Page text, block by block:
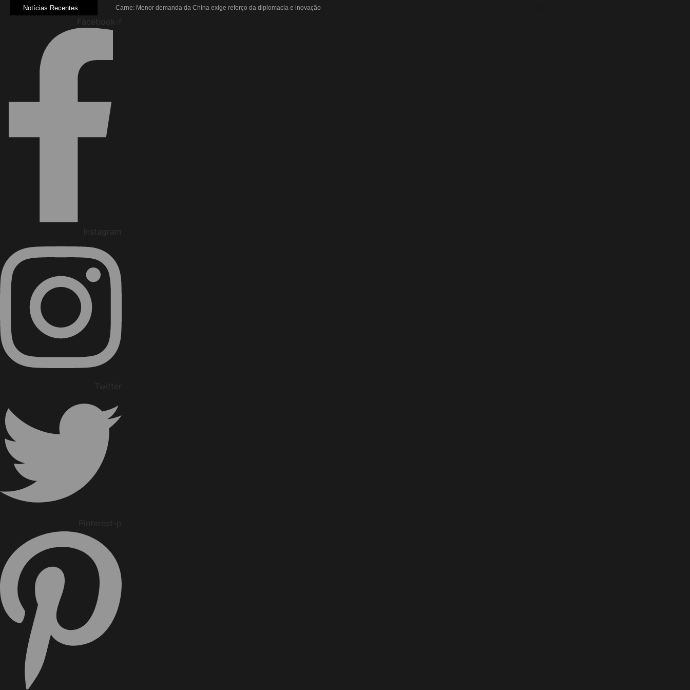
Notícias Recentes
Carne: Menor demanda da China exige reforço da diplomacia e inovação
Quem será a ‘nova China’ do agro quando o apetite de Pequim acabar?
Facebook-f
Instagram
Twitter
Pinterest-p